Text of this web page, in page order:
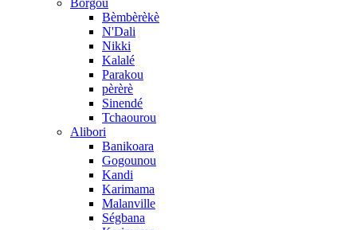
Bèmbèrèkè
N'Dali
Nikki
Kalalé
Parakou
pèrèrè
Sinendé
Tchaourou
Alibori
Banikoara
Gogounou
Kandi
Karimama
Malanville
Ségbana